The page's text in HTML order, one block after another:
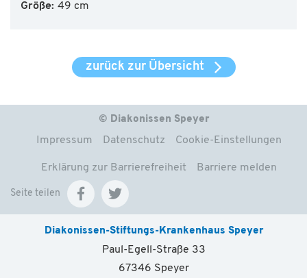
Größe: 49 cm
zurück zur Übersicht
© Diakonissen Speyer
Impressum Datenschutz Cookie-Einstellungen
Erklärung zur Barrierefreiheit Barriere melden
Seite teilen
Diakonissen-Stiftungs-Krankenhaus Speyer
Paul-Egell-Straße 33
67346 Speyer